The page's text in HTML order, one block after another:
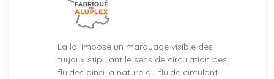
La loi impose un marquage visible des
tuyaux stipulant le sens de circulation des
fluides ainsi la nature du fluide circulant